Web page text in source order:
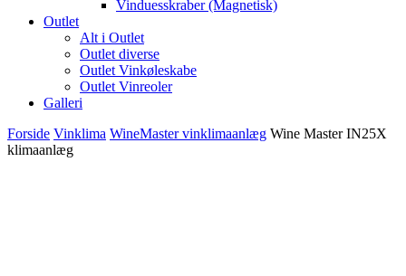
Vinduesskraber (Magnetisk)
Outlet
Alt i Outlet
Outlet diverse
Outlet Vinkøleskabe
Outlet Vinreoler
Galleri
Forside Vinklima WineMaster vinklimaanlæg Wine Master IN25X
klimaanlæg